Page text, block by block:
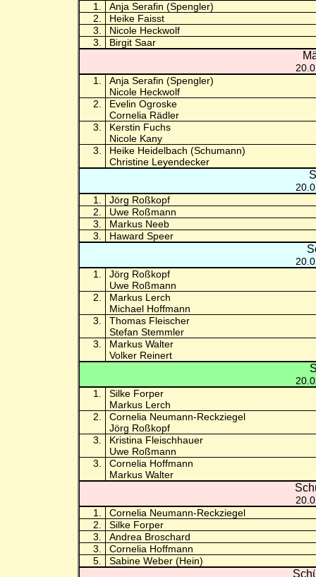
1.
Anja Serafin (Spengler)
2.
Heike Faisst
3.
Nicole Heckwolf
3.
Birgit Saar
1.
Anja Serafin (Spengler)
Nicole Heckwolf
2.
Evelin Ogroske
Cornelia Rädler
3.
Kerstin Fuchs
Nicole Kany
3.
Heike Heidelbach (Schumann)
Christine Leyendecker
1.
Jörg Roßkopf
2.
Uwe Roßmann
3.
Markus Neeb
3.
Haward Speer
1.
Jörg Roßkopf
Uwe Roßmann
2.
Markus Lerch
Michael Hoffmann
3.
Thomas Fleischer
Stefan Stemmler
3.
Markus Walter
Volker Reinert
1.
Silke Forper
Markus Lerch
2.
Cornelia Neumann-Reckziegel
Jörg Roßkopf
3.
Kristina Fleischhauer
Uwe Roßmann
3.
Cornelia Hoffmann
Markus Walter
1.
Cornelia Neumann-Reckziegel
2.
Silke Forper
3.
Andrea Broschard
3.
Cornelia Hoffmann
5.
Sabine Weber (Hein)